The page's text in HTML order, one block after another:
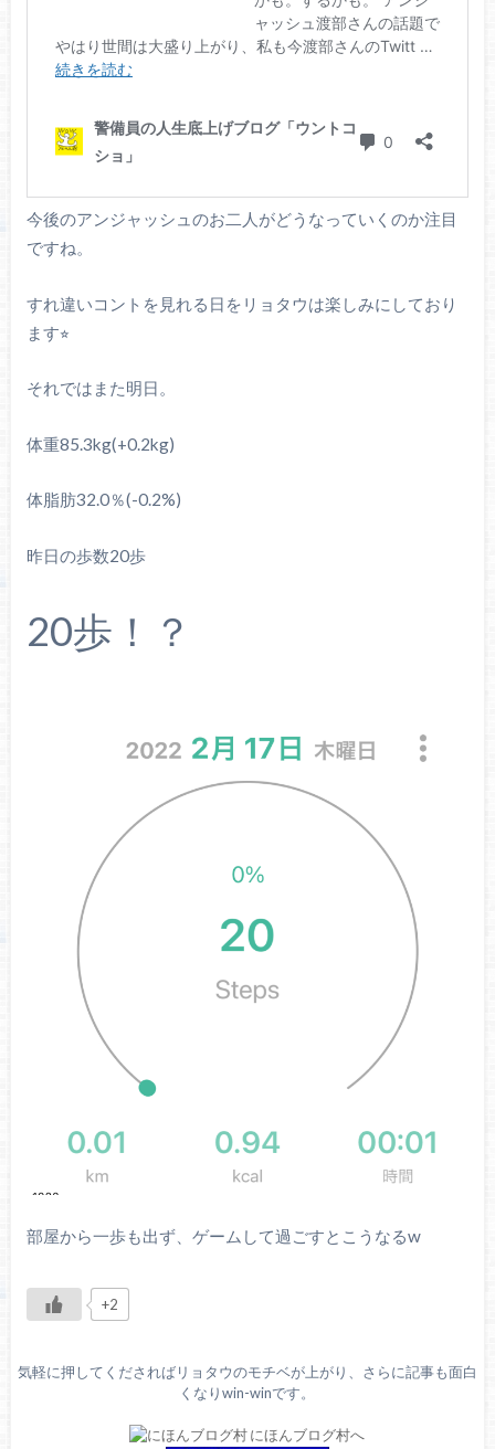
今後のアンジャッシュのお二人がどうなっていくのか注目
ですね。
すれ違いコントを見れる日をリョタウは楽しみにしており
ます⭐︎
それではまた明日。
体重85.3kg(+0.2kg)
体脂肪32.0％(-0.2%)
昨日の歩数20歩
20歩！？
部屋から一歩も出ず、ゲームして過ごすとこうなるw
+2
気軽に押してくださればリョタウのモチベが上がり、さらに記事も面白
くなりwin-winです。